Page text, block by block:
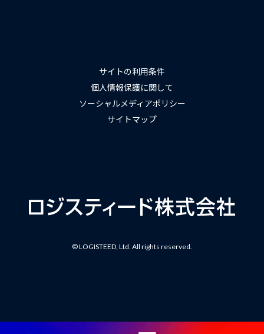
サイトの利用条件
個人情報保護に関して
ソーシャルメディアポリシー
サイトマップ
© LOGISTEED, Ltd. All rights reserved.